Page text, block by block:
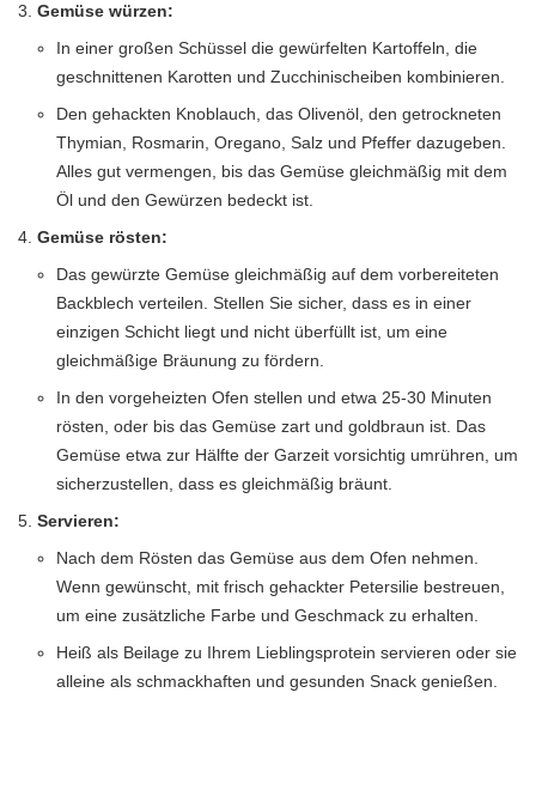
Gemüse würzen:
In einer großen Schüssel die gewürfelten Kartoffeln, die
geschnittenen Karotten und Zucchinischeiben kombinieren.
Den gehackten Knoblauch, das Olivenöl, den getrockneten
Thymian, Rosmarin, Oregano, Salz und Pfeffer dazugeben.
Alles gut vermengen, bis das Gemüse gleichmäßig mit dem
Öl und den Gewürzen bedeckt ist.
Gemüse rösten:
Das gewürzte Gemüse gleichmäßig auf dem vorbereiteten
Backblech verteilen. Stellen Sie sicher, dass es in einer
einzigen Schicht liegt und nicht überfüllt ist, um eine
gleichmäßige Bräunung zu fördern.
In den vorgeheizten Ofen stellen und etwa 25-30 Minuten
rösten, oder bis das Gemüse zart und goldbraun ist. Das
Gemüse etwa zur Hälfte der Garzeit vorsichtig umrühren, um
sicherzustellen, dass es gleichmäßig bräunt.
Servieren:
Nach dem Rösten das Gemüse aus dem Ofen nehmen.
Wenn gewünscht, mit frisch gehackter Petersilie bestreuen,
um eine zusätzliche Farbe und Geschmack zu erhalten.
Heiß als Beilage zu Ihrem Lieblingsprotein servieren oder sie
alleine als schmackhaften und gesunden Snack genießen.